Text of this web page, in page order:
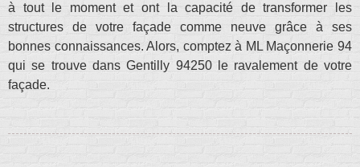
à tout le moment et ont la capacité de transformer les
structures de votre façade comme neuve grâce à ses
bonnes connaissances. Alors, comptez à ML Maçonnerie 94
qui se trouve dans Gentilly 94250 le ravalement de votre
façade.